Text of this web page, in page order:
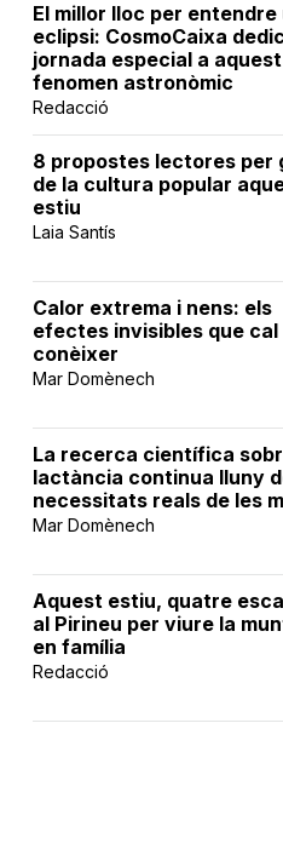
El millor lloc per entendre
eclipsi: CosmoCaixa
jornada especial a aquest
fenomen astronòmic
Redacció
8 propostes lectores per
de la cultura popular
estiu
Laia Santís
Calor extrema i nens: els
efectes invisibles que cal
conèixer
Mar Domènech
La recerca científica
lactància continua lluny
necessitats reals de les
Mar Domènech
Aquest estiu, quatre
al Pirineu per viure la
en família
Redacció